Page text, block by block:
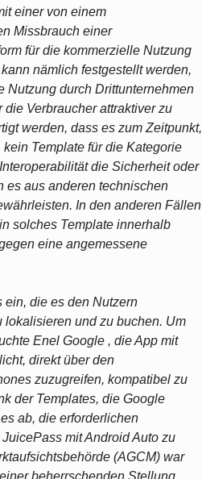
einer von einem
Missbrauch einer
für die kommerzielle Nutzung
nämlich festgestellt werden,
Nutzung durch Drittunternehmen
Verbraucher attraktiver zu
werden, dass es zum Zeitpunkt,
Template für die Kategorie
die Sicherheit oder
es aus anderen technischen
In den anderen Fällen
solches Template innerhalb
eine angemessene
ein, die es den Nutzern
lokalisieren und zu buchen. Um
Enel Google , die App mit
direkt über den
zuzugreifen, kompatibel zu
der Templates, die Google
ab, die erforderlichen
mit Android Auto zu
(AGCM) war
beherrschenden Stellung